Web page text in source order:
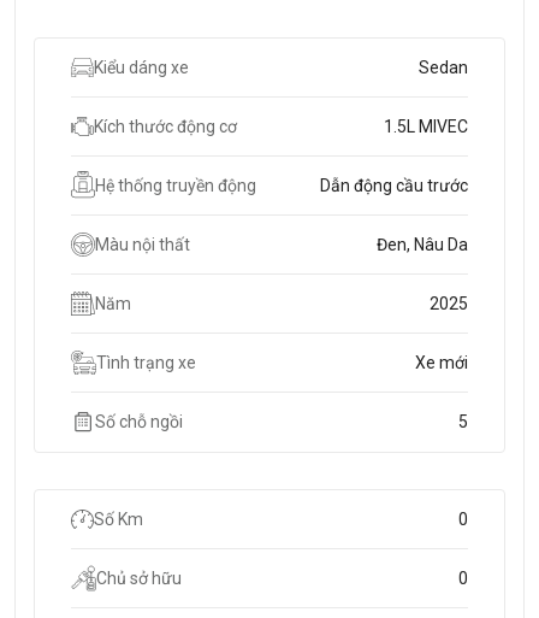
Kiểu dáng xe Sedan
Kích thước động cơ 1.5L MIVEC
Hệ thống truyền động Dẫn động cầu trước
Màu nội thất Đen, Nâu Da
Năm 2025
Tình trạng xe Xe mới
Số chỗ ngồi 5
Số Km 0
Chủ sở hữu 0